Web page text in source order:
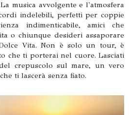
musica avvolgente e l'atmosfera
indelebili, perfetti per coppie
indimenticabile, amici che
o chiunque desideri assaporare
Vita. Non è solo un tour, è
che ti porterai nel cuore. Lasciati
crepuscolo sul mare, un vero
ti lascerà senza fiato.